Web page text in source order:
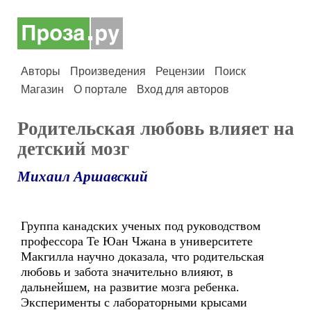
Авторы Произведения Рецензии
Поиск
Магазин
О портале Вход для авторов
Родительская любовь влияет на
детский мозг
Михаил Аршавский
Группа канадских ученых под руководством
профессора Те Юан Чжана в университете
Макгилла научно доказала, что родительская
любовь и забота значительно влияют, в
дальнейшем, на развитие мозга ребенка.
Эксперименты с лабораторными крысами